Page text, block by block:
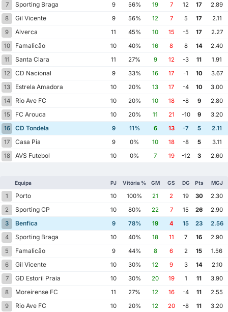
7
Sporting Braga 9 56% 19 7 12 17
2.89
8
Gil Vicente 9 56% 12 7 5 17
2.11
9
Alverca 11 45% 10 15 -5 17
2.27
10
Famalicão 10 40% 16 8 8 14
2.40
11
Santa Clara 11 27% 9 12 -3 11
1.91
12
CD Nacional 9 33% 16 17 -1 10
3.67
13
Estrela Amadora 10 20% 13 17 -4 10
3.00
14
Rio Ave FC 10 20% 10 18 -8 9
2.80
15
FC Arouca 10 20% 11 21 -10 9
3.20
16
CD Tondela 9 11% 6 13 -7 5
2.11
17
Casa Pia 9 0% 10 18 -8 5
3.11
18
AVS Futebol 10 0% 7 19 -12 3 2.60
Equipa PJ Vitória % GM GS DG Pts MGJ
1 Porto 10 100% 21 2 19 30
2.30
2
Sporting CP 10 80% 22 7 15 26
2.90
3
Benfica 9 78% 19 4 15 23
2.56
4
Sporting Braga 10 40% 18 11 7 16
2.90
5
Famalicão 9 44% 8 6 2 15
1.56
6
Gil Vicente 10 30% 12 9 3 14
2.10
7
GD Estoril Praia 10 30% 20 19 1 11
3.90
8
Moreirense FC 11 27% 12 16 -4 11
2.55
9
Rio Ave FC 10 20% 12 20 -8 11
3.20